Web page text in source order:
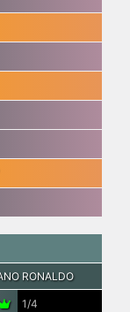
RONALDO
1/4